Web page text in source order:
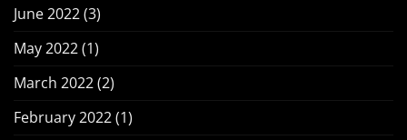
June 2022(3)
May 2022(1)
March 2022(2)
February 2022(1)